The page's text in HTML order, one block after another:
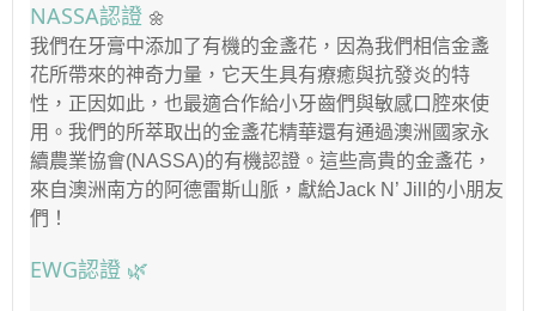
NASSA認證 🌼
我們在牙膏中添加了有機的金盞花，因為我們相信金盞
花所帶來的神奇力量，它天生具有療癒與抗發炎的特
性，正因如此，也最適合作給小牙齒們與敏感口腔來使
用。我們的所萃取出的金盞花精華還有通過澳洲國家永
續農業協會(NASSA)的有機認證。這些高貴的金盞花，
來自澳洲南方的阿德雷斯山脈，獻給Jack N’ Jill 的小朋友
們！
EWG認證 🌿